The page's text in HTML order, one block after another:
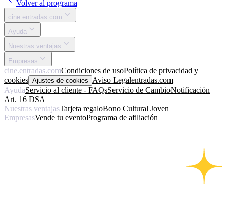
Volver al programa
cine.entradas.com
Ayuda
Nuestras ventajas
Empresas
cine.entradas.comCondiciones de usoPolítica de privacidad y
cookies Ajustes de cookies Aviso Legalentradas.com
AyudaServicio al cliente - FAQsServicio de CambioNotificación
Art. 16 DSA
Nuestras ventajasTarjeta regaloBono Cultural Joven
EmpresasVende tu eventoPrograma de afiliación